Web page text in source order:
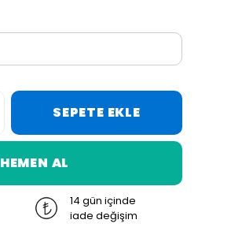
SEPETE EKLE
HEMEN AL
14 gün içinde
iade değişim